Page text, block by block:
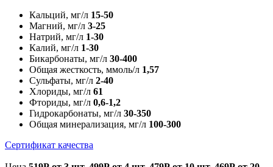
Кальций, мг/л 15-50
Магний, мг/л 3-25
Натрий, мг/л 1-30
Калий, мг/л 1-30
Бикарбонаты, мг/л 30-400
Общая жесткость, ммоль/л 1,57
Сульфаты, мг/л 2-40
Хлориды, мг/л 61
Фториды, мг/л 0,6-1,2
Гидрокарбонаты, мг/л 30-350
Общая минерализация, мг/л 100-300
Сертификат качества